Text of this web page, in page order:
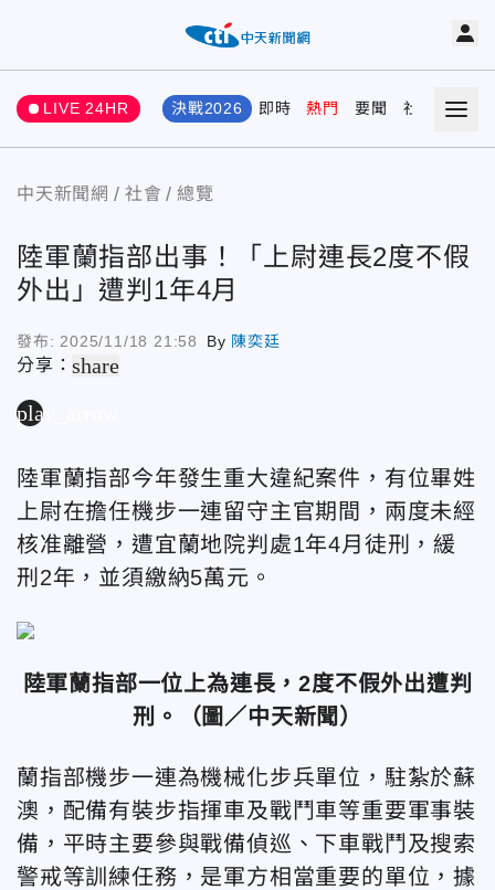
LIVE 24HR 決戰2026 即時 熱門 要聞 社會 娛樂
中天新聞網 社會 總覽
陸軍蘭指部出事！「上尉連長2度不假
外出」遭判1年4月
發布: 2025/11/18 21:58 By 陳奕廷
分享：share
play_arrow
陸軍蘭指部今年發生重大違紀案件，有位畢姓
上尉在擔任機步一連留守主官期間，兩度未經
核准離營，遭宜蘭地院判處1年4月徒刑，緩
刑2年，並須繳納5萬元。
陸軍蘭指部一位上為連長，2度不假外出遭判
刑。（圖／中天新聞）
蘭指部機步一連為機械化步兵單位，駐紮於蘇
澳，配備有裝步指揮車及戰鬥車等重要軍事裝
備，平時主要參與戰備偵巡、下車戰鬥及搜索
警戒等訓練任務，是軍方相當重要的單位，據